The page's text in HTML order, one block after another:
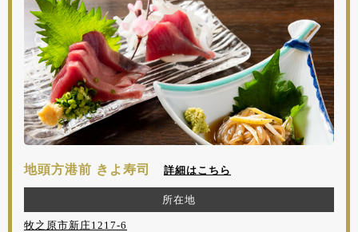
地頭方港前 きよ寿司 詳細はこちら
所在地
牧之原市新庄1217-6